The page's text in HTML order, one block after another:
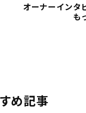
オーナーインタ
も
め記事